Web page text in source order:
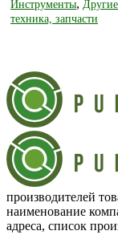
Инструменты,
техника, запчасти
производителей
наименование
адреса, список